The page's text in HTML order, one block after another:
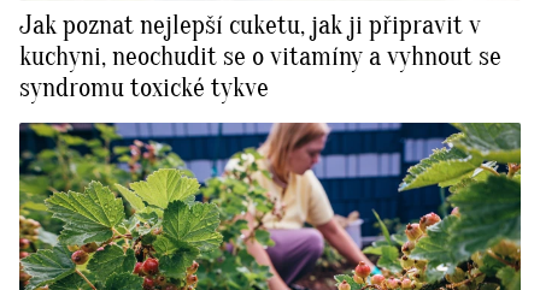
Jak poznat nejlepší cuketu, jak ji připravit v
kuchyni, neochudit se o vitamíny a vyhnout se
syndromu toxické tykve